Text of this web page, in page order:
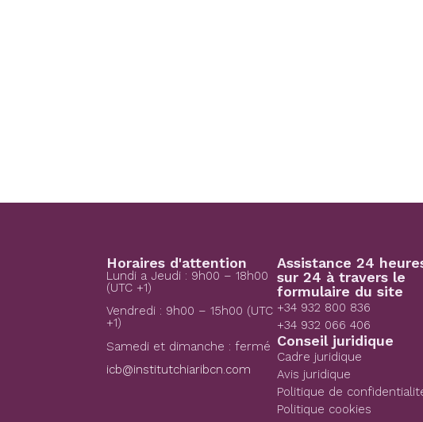
Horaires d'attention
Lundi a Jeudi : 9h00 – 18h00
(UTC +1)
Vendredi : 9h00 – 15h00 (UTC
+1)
Samedi et dimanche : fermé
icb@institutchiaribcn.com
Assistance 24
sur 24 à travers le
formulaire du site
+34 932 800 836
+34 932 066 406
Conseil juridique
Cadre juridique
Avis juridique
Politique de
Politique cookies